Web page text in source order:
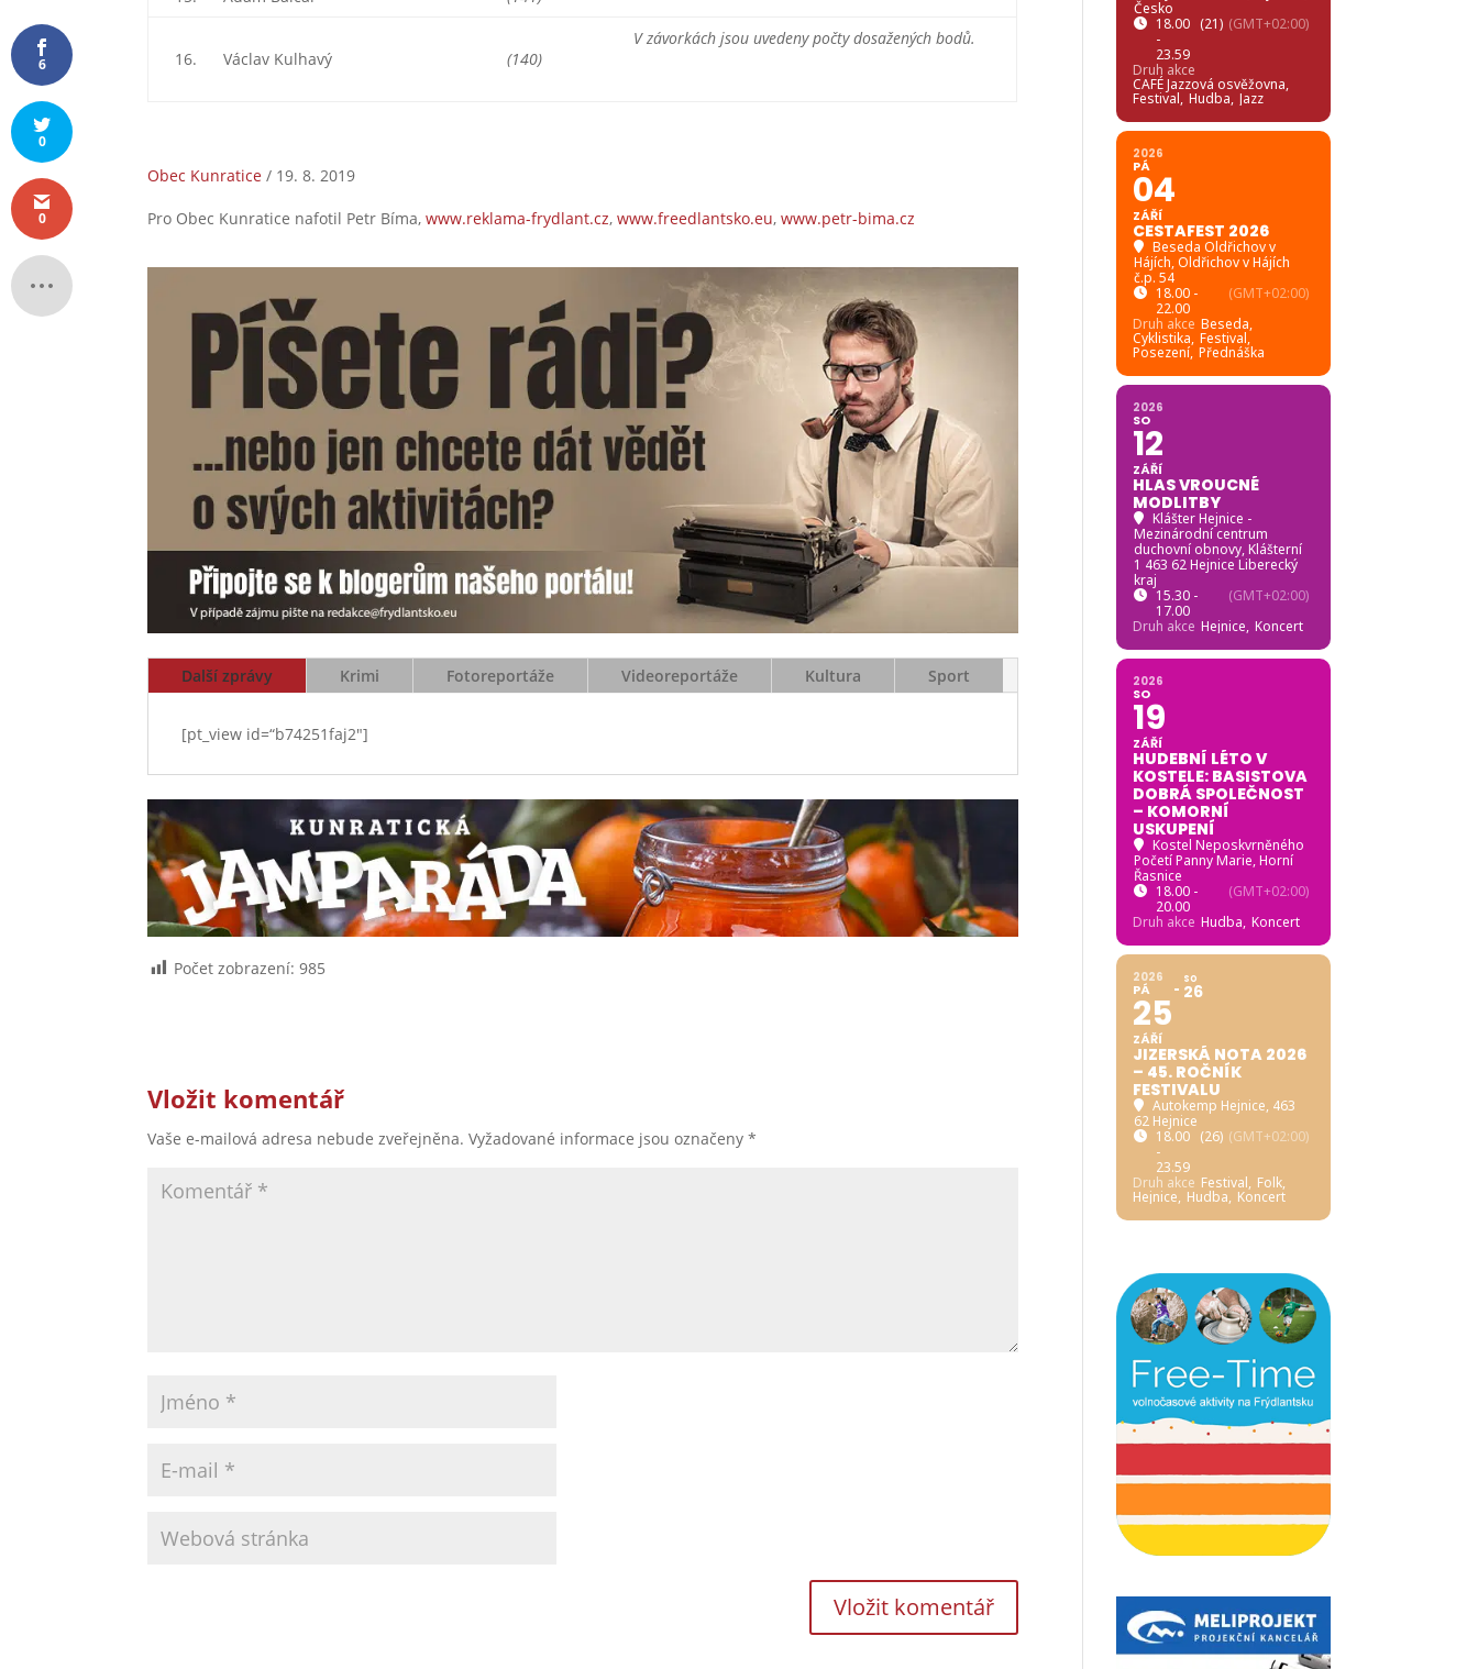
16. Václav Kulhavý (140)
V závorkách jsou uvedeny počty dosažených bodů.
Obec Kunratice / 19. 8. 2019
Pro Obec Kunratice nafotil Petr Bíma,www.reklama-frydlant.cz,www.freedlantsko.eu,www.petr-bima.cz
Další zprávy Krimi Fotoreportáže Videoreportáže Kultura Sport
[pt_view id=“b74251faj2″]
Počet zobrazení: 985
Vložit komentář
Vaše e-mailová adresa nebude zveřejněna. Vyžadované informace jsou označeny*
Česko
18.00
-
23.59
(21) (GMT+02:00)
Druh akce
CAFÉ Jazzová osvěžovna,
Festival, Hudba, Jazz
2026
PÁ
04
ZÁŘÍ
CESTAFEST 2026
Beseda Oldřichov v
Hájích, Oldřichov v Hájích
č.p. 54
18.00 -
22.00
(GMT+02:00)
Druh akce Beseda,
Cyklistika, Festival,
Posezení, Přednáška
2026
SO
12
ZÁŘÍ
HLAS VROUCNÉ
MODLITBY
Klášter Hejnice -
Mezinárodní centrum
duchovní obnovy, Klášterní
1 463 62 Hejnice Liberecký
kraj
15.30 -
17.00
(GMT+02:00)
Druh akce Hejnice, Koncert
2026
SO
19
ZÁŘÍ
HUDEBNÍ LÉTO V
KOSTELE: BASISTOVA
DOBRÁ SPOLEČNOST
– KOMORNÍ
USKUPENÍ
Kostel Neposkvrněného
Početí Panny Marie, Horní
Řasnice
18.00 -
20.00
(GMT+02:00)
Druh akce Hudba, Koncert
2026
PÁ
25
ZÁŘÍ
SO
26
JIZERSKÁ NOTA 2026
– 45. ROČNÍK
FESTIVALU
Autokemp Hejnice, 463
62 Hejnice
18.00
-
23.59
(26) (GMT+02:00)
Druh akce Festival, Folk,
Hejnice, Hudba, Koncert
6
0
0